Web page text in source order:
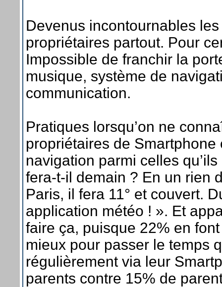
Devenus incontournables
propriétaires partout. Pour
Impossible de franchir la
musique, système de
communication.
Pratiques lorsqu’on ne
propriétaires de
navigation parmi celles
fera-t-il demain ? En un rien
Paris, il fera 11° et couvert.
application météo ! ». Et
faire ça, puisque 22% en
mieux pour passer le temps
régulièrement via leur
parents contre 15% de